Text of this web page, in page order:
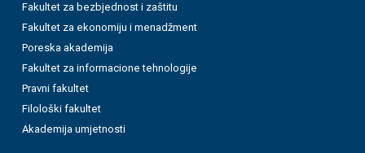
Fakultet za bezbjednost i zaštitu
Fakultet za ekonomiju i menadžment
Poreska akademija
Fakultet za informacione tehnologije
Pravni fakultet
Filološki fakultet
Akademija umjetnosti